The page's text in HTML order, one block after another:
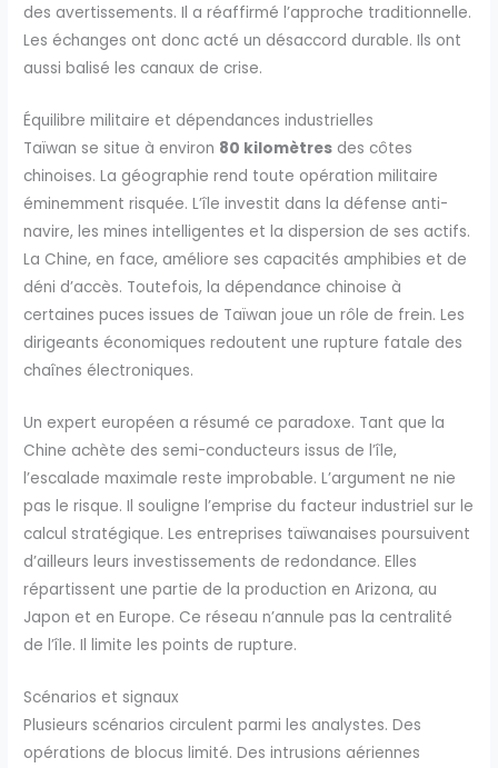
des avertissements. Il a réaffirmé l’approche traditionnelle.
Les échanges ont donc acté un désaccord durable. Ils ont
aussi balisé les canaux de crise.
Équilibre militaire et dépendances industrielles
Taïwan se situe à environ 80 kilomètres des côtes
chinoises. La géographie rend toute opération militaire
éminemment risquée. L’île investit dans la défense anti-
navire, les mines intelligentes et la dispersion de ses actifs.
La Chine, en face, améliore ses capacités amphibies et de
déni d’accès. Toutefois, la dépendance chinoise à
certaines puces issues de Taïwan joue un rôle de frein. Les
dirigeants économiques redoutent une rupture fatale des
chaînes électroniques.
Un expert européen a résumé ce paradoxe. Tant que la
Chine achète des semi-conducteurs issus de l’île,
l’escalade maximale reste improbable. L’argument ne nie
pas le risque. Il souligne l’emprise du facteur industriel sur le
calcul stratégique. Les entreprises taïwanaises poursuivent
d’ailleurs leurs investissements de redondance. Elles
répartissent une partie de la production en Arizona, au
Japon et en Europe. Ce réseau n’annule pas la centralité
de l’île. Il limite les points de rupture.
Scénarios et signaux
Plusieurs scénarios circulent parmi les analystes. Des
opérations de blocus limité. Des intrusions aériennes